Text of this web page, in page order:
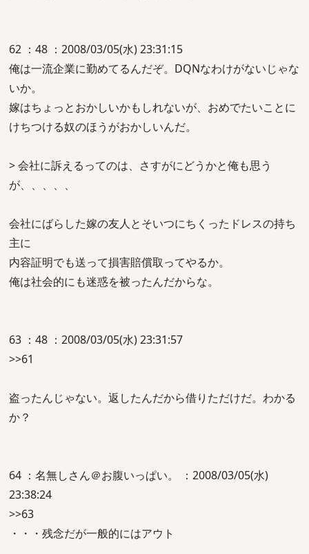
62 ：48 ：2008/03/05(水) 23:31:15
俺は一流企業に勤めてるんだぞ。DQNなわけがないじゃな
いか。
嫁はちょっとおかしいかもしれないが、おめでたいことに
けちつける奴のほうがおかしいんだ。
> 会社に訴えるってのは、さすがにどうかと俺も思う
が、、、、、
会社にばらした嫁の友人とそいつにちくったドレスの持ち
主に
内容証明でも送って損害賠償取ってやるか。
俺は社会的にも迷惑を被ったんだからな。
63 ：48 ：2008/03/05(水) 23:31:57
>>61
盗ったんじゃない。返したんだから借りただけだ。わかる
か？
64 ：名無しさん＠お腹いっぱい。 ：2008/03/05(水)
23:38:24
>>63
・・・残念だが一般的にはアウト